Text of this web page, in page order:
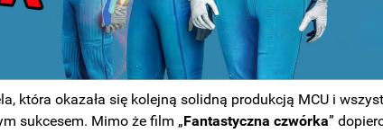
która okazała się kolejną solidną produkcją MCU i
sukcesem. Mimo że film „Fantastyczna czwórka”